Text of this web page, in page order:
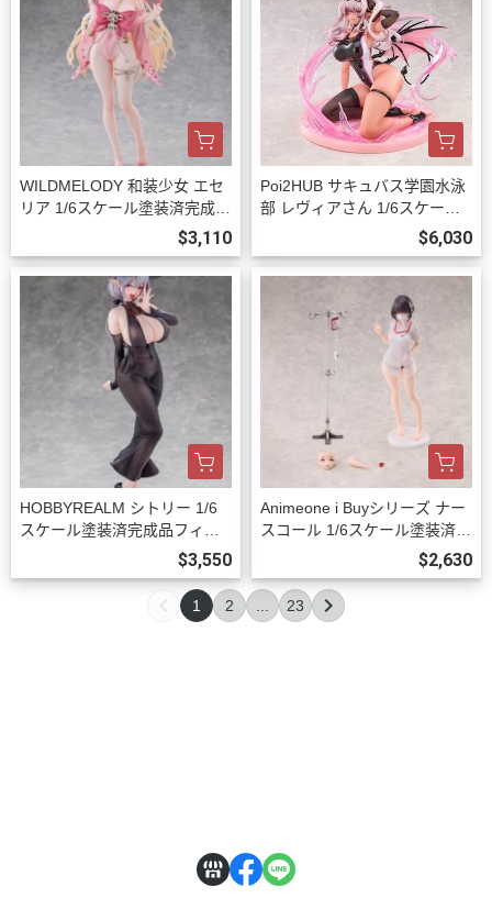
WILDMELODY 和装少女 エセ
リア 1/6スケール塗装済完成品
フィギュア 預購27年08月102
3
$3,110
Poi2HUB サキュバス学園水泳
部 レヴィアさん 1/6スケール
塗装済完成品フィギュア 豪華
版 預購27年06月1023
$6,030
HOBBYREALM シトリー 1/6
スケール塗装済完成品フィギ
ュア 豪華版 預購27年03月100
9
$3,550
Animeone i Buyシリーズ ナー
スコール 1/6スケール塗装済完
成品フィギュア 初回限定版 預
購26年12月1002
$2,630
1 2 ... 23